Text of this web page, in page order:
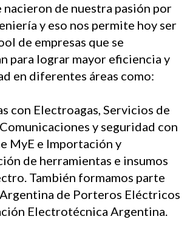
nacieron de nuestra pasión por
y eso nos permite hoy ser
de empresas que se
para lograr mayor eficiencia y
en diferentes áreas como:
con Electroagas, Servicios de
y seguridad con
MyE e Importación y
de herramientas e insumos
También formamos parte
Argentina de Porteros Eléctricos
Electrotécnica Argentina.